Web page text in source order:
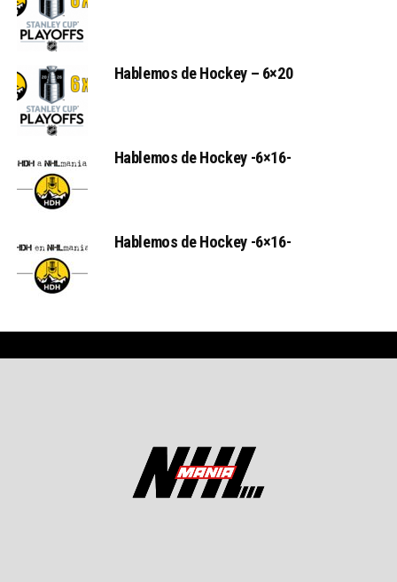
Hablemos de Hockey – 6×20
Hablemos de Hockey -6×16-
Hablemos de Hockey -6×16-